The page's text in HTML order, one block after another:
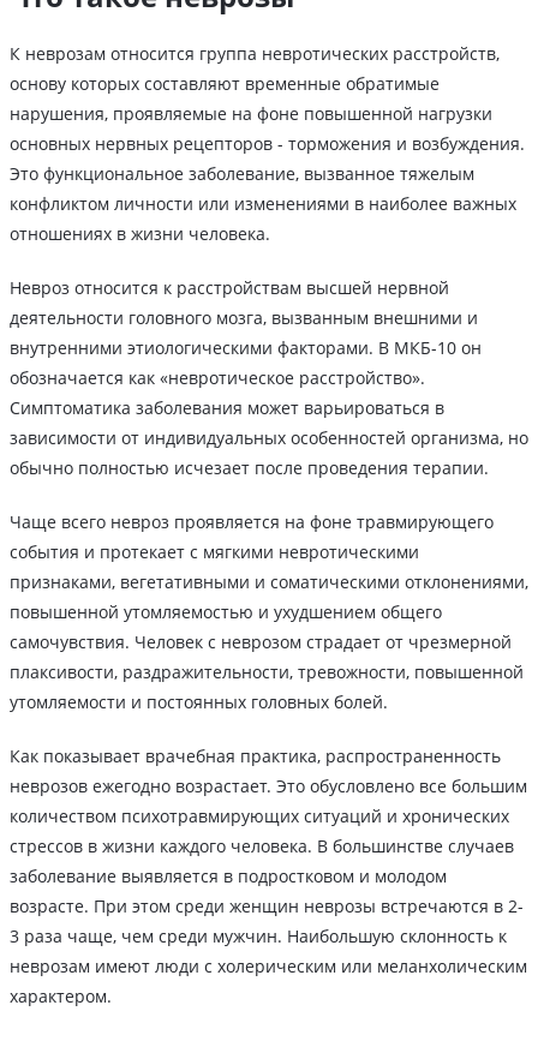
К неврозам относится группа невротических расстройств,
основу которых составляют временные обратимые
нарушения, проявляемые на фоне повышенной нагрузки
основных нервных рецепторов - торможения и возбуждения.
Это функциональное заболевание, вызванное тяжелым
конфликтом личности или изменениями в наиболее важных
отношениях в жизни человека.
Невроз относится к расстройствам высшей нервной
деятельности головного мозга, вызванным внешними и
внутренними этиологическими факторами. В МКБ-10 он
обозначается как «невротическое расстройство».
Симптоматика заболевания может варьироваться в
зависимости от индивидуальных особенностей организма, но
обычно полностью исчезает после проведения терапии.
Чаще всего невроз проявляется на фоне травмирующего
события и протекает с мягкими невротическими
признаками, вегетативными и соматическими отклонениями,
повышенной утомляемостью и ухудшением общего
самочувствия. Человек с неврозом страдает от чрезмерной
плаксивости, раздражительности, тревожности, повышенной
утомляемости и постоянных головных болей.
Как показывает врачебная практика, распространенность
неврозов ежегодно возрастает. Это обусловлено все большим
количеством психотравмирующих ситуаций и хронических
стрессов в жизни каждого человека. В большинстве случаев
заболевание выявляется в подростковом и молодом
возрасте. При этом среди женщин неврозы встречаются в 2-
3 раза чаще, чем среди мужчин. Наибольшую склонность к
неврозам имеют люди с холерическим или меланхолическим
характером.